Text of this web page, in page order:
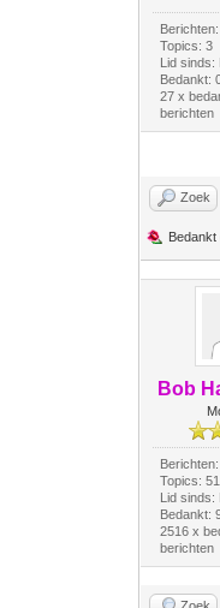
Berichten:
Topics: 3
Lid sinds:
Bedankt:
27 x
berichten
Zoek
Bedankt
Bob
Topics: 51
Lid sinds:
Bedankt:
2516 x
berichten